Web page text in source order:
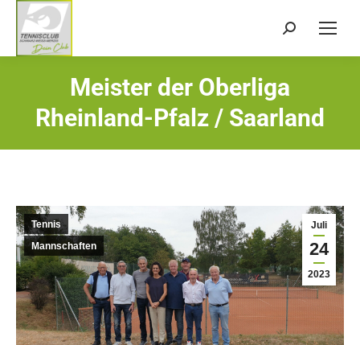
Search:
Meister der Oberliga
Rheinland-Pfalz / Saarland
Juli
24
2023
Tennis
Mannschaften